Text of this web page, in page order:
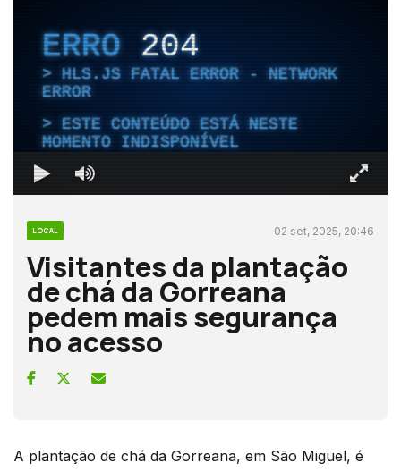
ERRO204
HLS.JS FATAL ERROR - NETWORK
ERROR
ESTE CONTEÚDO ESTÁ NESTE
MOMENTO INDISPONÍVEL
LOCAL 02 set, 2025, 20:46
Visitantes da plantação
de chá da Gorreana
pedem mais segurança
no acesso
A plantação de chá da Gorreana, em São Miguel, é